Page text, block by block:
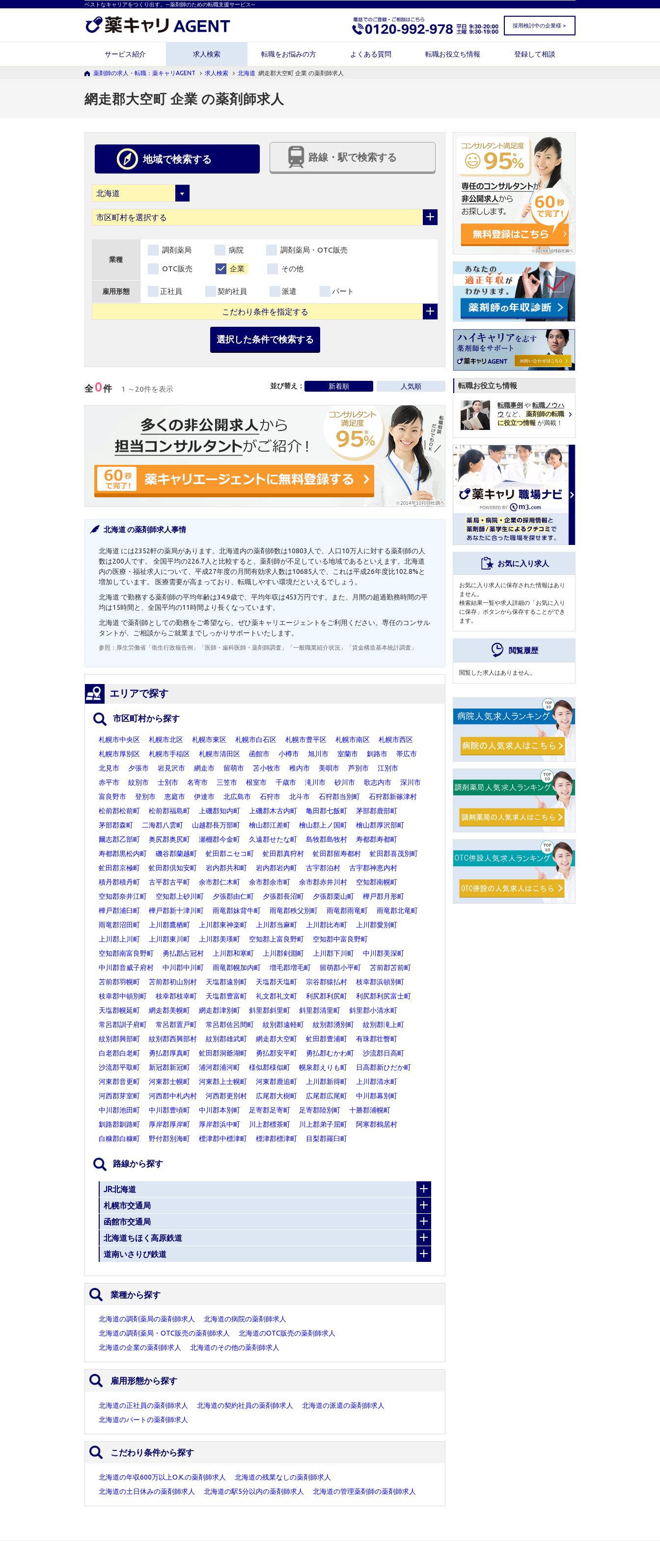
ベストなキャリアをつくり出す。―薬剤師のための転職支援サービス―
採用検討中の企業様 >
サービス紹介 求人検索 転職をお悩みの方 よくある質問 転職お役立ち情報 登録して相談
薬剤師の求人・転職：薬キャリAGENT 求人検索 北海道 網走郡大空町 企業 の薬剤師求人
網走郡大空町 企業 の薬剤師求人
地域で検索する 路線・駅で検索する
市区町村を選択する
業種
調剤薬局 病院 調剤薬局・OTC販売
OTC販売 企業 その他
雇用形態 正社員 契約社員 派遣 パート
こだわり条件を指定する
選択した条件で検索する
全 0件 1 ～20件を表示 並び替え： 新着順 人気順
北海道 の薬剤師求人事情
北海道 には2352軒の薬局があります。北海道内の薬剤師数は10803人で、人口10万人に対する薬剤師の人
数は200人です。 全国平均の226.7人と比較すると、薬剤師が不足している地域であるといえます。北海道
内の医療・福祉求人について、平成27年度の月間有効求人数は10685人で、これは平成26年度比102.8%と
増加しています。 医療需要が高まっており、転職しやすい環境だといえるでしょう。
北海道 で勤務する薬剤師の平均年齢は34.9歳で、平均年収は453万円です。また、月間の超過勤務時間の平
均は15時間と、全国平均の11時間より長くなっています。
北海道 で薬剤師としての勤務をご希望なら、ぜひ薬キャリエージェントをご利用ください。専任のコンサル
タントが、ご相談からご就業までしっかりサポートいたします。
参照：厚生労働省「衛生行政報告例」「医師・歯科医師・薬剤師調査」「一般職業紹介状況」「賃金構造基本統計調査」
エリアで探す
市区町村から探す
札幌市中央区 札幌市北区 札幌市東区 札幌市白石区 札幌市豊平区 札幌市南区
札幌市西区
札幌市厚別区
札幌市手稲区 札幌市清田区 函館市 小樽市 旭川市 室蘭市 釧路市
帯広市
北見市
夕張市 岩見沢市 網走市 留萌市 苫小牧市 稚内市 美唄市 芦別市
江別市
赤平市
紋別市 士別市 名寄市 三笠市 根室市 千歳市 滝川市 砂川市 歌志内市
深川市
富良野市
登別市 恵庭市 伊達市 北広島市 石狩市 北斗市 石狩郡当別町
石狩郡新篠津村
松前郡松前町
松前郡福島町 上磯郡知内町 上磯郡木古内町 亀田郡七飯町
茅部郡鹿部町
茅部郡森町
二海郡八雲町 山越郡長万部町 檜山郡江差町 檜山郡上ノ国町
檜山郡厚沢部町
爾志郡乙部町
奥尻郡奥尻町 瀬棚郡今金町 久遠郡せたな町 島牧郡島牧村
寿都郡寿都町
寿都郡黒松内町
磯谷郡蘭越町 虻田郡ニセコ町 虻田郡真狩村 虻田郡留寿都村
虻田郡喜茂別町
虻田郡京極町
虻田郡倶知安町 岩内郡共和町 岩内郡岩内町 古宇郡泊村
古宇郡神恵内村
積丹郡積丹町
古平郡古平町 余市郡仁木町 余市郡余市町 余市郡赤井川村
空知郡南幌町
空知郡奈井江町
空知郡上砂川町 夕張郡由仁町 夕張郡長沼町 夕張郡栗山町
樺戸郡月形町
樺戸郡浦臼町
樺戸郡新十津川町 雨竜郡妹背牛町 雨竜郡秩父別町 雨竜郡雨竜町
雨竜郡北竜町
雨竜郡沼田町
上川郡鷹栖町 上川郡東神楽町 上川郡当麻町 上川郡比布町
上川郡愛別町
上川郡上川町
上川郡東川町 上川郡美瑛町 空知郡上富良野町
空知郡中富良野町
空知郡南富良野町
勇払郡占冠村 上川郡和寒町 上川郡剣淵町 上川郡下川町
中川郡美深町
中川郡音威子府村
中川郡中川町 雨竜郡幌加内町 増毛郡増毛町 留萌郡小平町
苫前郡苫前町
苫前郡羽幌町
苫前郡初山別村 天塩郡遠別町 天塩郡天塩町 宗谷郡猿払村
枝幸郡浜頓別町
枝幸郡中頓別町
枝幸郡枝幸町 天塩郡豊富町 礼文郡礼文町 利尻郡利尻町
利尻郡利尻富士町
天塩郡幌延町
網走郡美幌町 網走郡津別町 斜里郡斜里町 斜里郡清里町
斜里郡小清水町
常呂郡訓子府町
常呂郡置戸町 常呂郡佐呂間町 紋別郡遠軽町 紋別郡湧別町
紋別郡滝上町
紋別郡興部町
紋別郡西興部村 紋別郡雄武町 網走郡大空町 虻田郡豊浦町
有珠郡壮瞥町
白老郡白老町
勇払郡厚真町 虻田郡洞爺湖町 勇払郡安平町 勇払郡むかわ町
沙流郡日高町
沙流郡平取町
新冠郡新冠町 浦河郡浦河町 様似郡様似町 幌泉郡えりも町
日高郡新ひだか町
河東郡音更町
河東郡士幌町 河東郡上士幌町 河東郡鹿追町 上川郡新得町
上川郡清水町
河西郡芽室町
河西郡中札内村 河西郡更別村 広尾郡大樹町 広尾郡広尾町
中川郡幕別町
中川郡池田町
中川郡豊頃町 中川郡本別町 足寄郡足寄町 足寄郡陸別町
十勝郡浦幌町
釧路郡釧路町
厚岸郡厚岸町 厚岸郡浜中町 川上郡標茶町 川上郡弟子屈町
阿寒郡鶴居村
白糠郡白糠町
野付郡別海町 標津郡中標津町 標津郡標津町 目梨郡羅臼町
路線から探す
JR北海道
札幌市交通局
函館市交通局
北海道ちほく高原鉄道
道南いさりび鉄道
業種から探す
北海道の調剤薬局の薬剤師求人
北海道の病院の薬剤師求人
北海道の調剤薬局・OTC販売の薬剤師求人
北海道のOTC販売の薬剤師求人
北海道の企業の薬剤師求人
北海道のその他の薬剤師求人
雇用形態から探す
北海道の正社員の薬剤師求人 北海道の契約社員の薬剤師求人
北海道の派遣の薬剤師求人
北海道のパートの薬剤師求人
こだわり条件から探す
北海道の年収600万以上O.K.の薬剤師求人
北海道の残業なしの薬剤師求人
北海道の土日休みの薬剤師求人
北海道の駅5分以内の薬剤師求人 北海道の管理薬剤師の薬剤師求人
転職お役立ち情報
転職事例 や 転職ノウハ
ウ など、 薬剤師の転職
に役立つ情報 が満載！
お気に入り求人
お気に入り求人に保存された情報はあり
ません。
検索結果一覧や求人詳細の「お気に入り
に保存」ボタンから保存することができ
ます。
閲覧履歴
閲覧した求人はありません。